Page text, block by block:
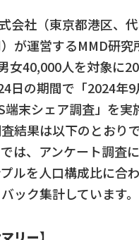
会社（東京都港区、
が運営するMMD研究
女40,000人を対象に
日の期間で「2024年9
端末シェア調査」を実
結果は以下のとおりで
は、アンケート調査
ルを人口構成比に合
ック集計しています。